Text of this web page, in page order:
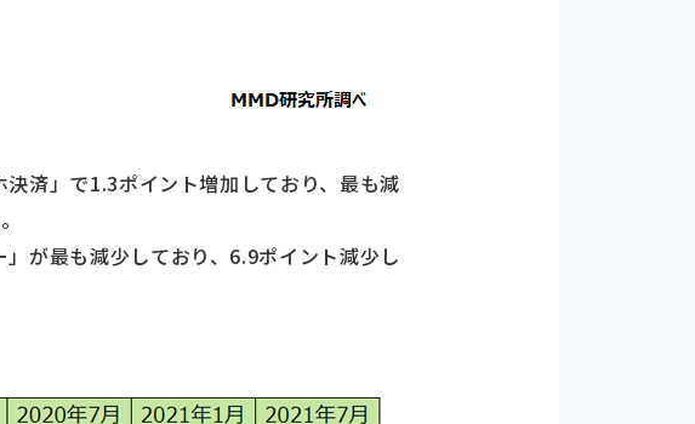
済」で1.3ポイント増加しており、最も減
が最も減少しており、6.9ポイント減少し